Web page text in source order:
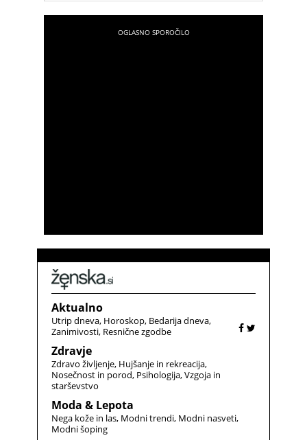
let starosti. Uči v osnovni šoli in pogosto od nje
Aktualno
Utrip dneva Horoskop Bedarija dneva
Zanimivosti Resnične zgodbe
Zdravje
Zdravo življenje Hujšanje in rekreacija
Nosečnost in porod Psihologija Vzgoja in
starševstvo
Moda & Lepota
Nega kože in las Modni trendi Modni nasveti
Modni šoping